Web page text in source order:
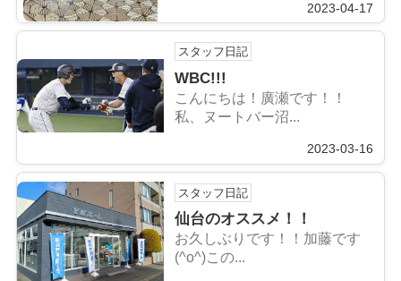
2023-04-17
スタッフ日記
WBC!!!
こんにちは！廣瀬です！！
私、ヌートバー沼...
2023-03-16
スタッフ日記
仙台のオススメ！！
お久しぶりです！！加藤です
(^o^)この...